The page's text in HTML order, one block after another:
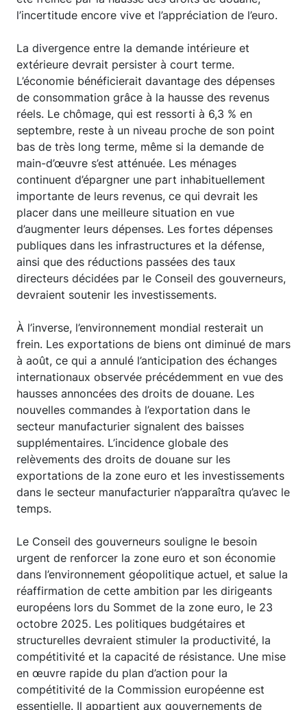
l’incertitude encore vive et l’appréciation de l’euro.
La divergence entre la demande intérieure et
extérieure devrait persister à court terme.
L’économie bénéficierait davantage des dépenses
de consommation grâce à la hausse des revenus
réels. Le chômage, qui est ressorti à 6,3 % en
septembre, reste à un niveau proche de son point
bas de très long terme, même si la demande de
main-d’œuvre s’est atténuée. Les ménages
continuent d’épargner une part inhabituellement
importante de leurs revenus, ce qui devrait les
placer dans une meilleure situation en vue
d’augmenter leurs dépenses. Les fortes dépenses
publiques dans les infrastructures et la défense,
ainsi que des réductions passées des taux
directeurs décidées par le Conseil des gouverneurs,
devraient soutenir les investissements.
À l’inverse, l’environnement mondial resterait un
frein. Les exportations de biens ont diminué de mars
à août, ce qui a annulé l’anticipation des échanges
internationaux observée précédemment en vue des
hausses annoncées des droits de douane. Les
nouvelles commandes à l’exportation dans le
secteur manufacturier signalent des baisses
supplémentaires. L’incidence globale des
relèvements des droits de douane sur les
exportations de la zone euro et les investissements
dans le secteur manufacturier n’apparaîtra qu’avec le
temps.
Le Conseil des gouverneurs souligne le besoin
urgent de renforcer la zone euro et son économie
dans l’environnement géopolitique actuel, et salue la
réaffirmation de cette ambition par les dirigeants
européens lors du Sommet de la zone euro, le 23
octobre 2025. Les politiques budgétaires et
structurelles devraient stimuler la productivité, la
compétitivité et la capacité de résistance. Une mise
en œuvre rapide du plan d’action pour la
compétitivité de la Commission européenne est
essentielle. Il appartient aux gouvernements de